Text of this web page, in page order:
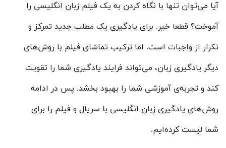
آیا می‌توان تنها با نگاه کردن به یک فیلم زبان انگلیسی را
آموخت؟ قطعا خیر. برای یادگیری یک مطلب جدید تمرکز و
تکرار از واجبات است. اما ترکیب تماشای فیلم با روش‌های
دیگر یادگیری زبان، می‌تواند فرایند یادگیری شما را تقویت
کند و تجربه‌ی آموزشی شما را بهبود بخشد. پس در ادامه
روش‌های یادگیری زبان انگلیسی با سریال و فیلم را برای
شما لیست کرده‌ایم.